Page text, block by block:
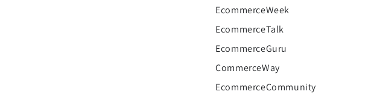
EcommerceWeek
EcommerceTalk
EcommerceGuru
CommerceWay
EcommerceCommunity